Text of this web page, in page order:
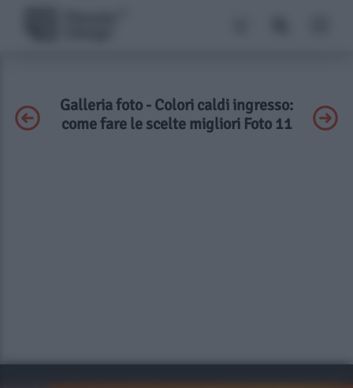
Galleria foto - Colori caldi ingresso:
come fare le scelte migliori Foto 11